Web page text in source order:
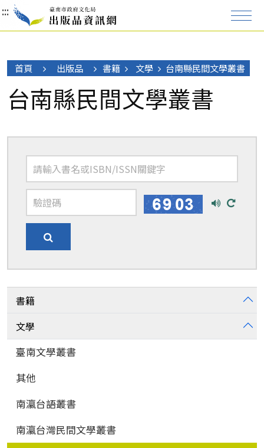
:::
:::
:::
首頁 出版品 書籍 文學 台南縣民間文學叢書
台南縣民間文學叢書
播 換
搜
尋
書籍
文學
臺南文學叢書
其他
南瀛台語叢書
南瀛台灣民間文學叢書